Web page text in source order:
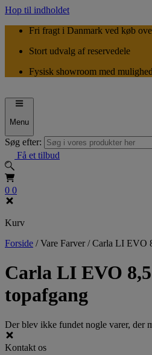
Hop til indholdet
Fri fragt i Danmark ved køb
Stort udvalg af reservedele
Fysisk showroom med
Menu
Søg efter:
Få et tilbud
0 0
Kurv
Forside /Vare Farver /Carla LI EVO
Carla LI EVO
topafgang
Der blev ikke fundet nogle varer, der
Kontakt os